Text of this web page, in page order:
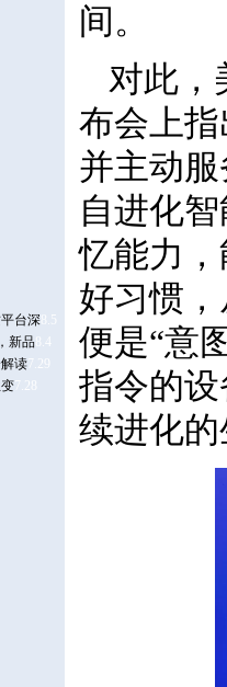
间。
对此，
布会上
并主动
自进化
忆能力
好习惯
便是“意
指令的
续进化